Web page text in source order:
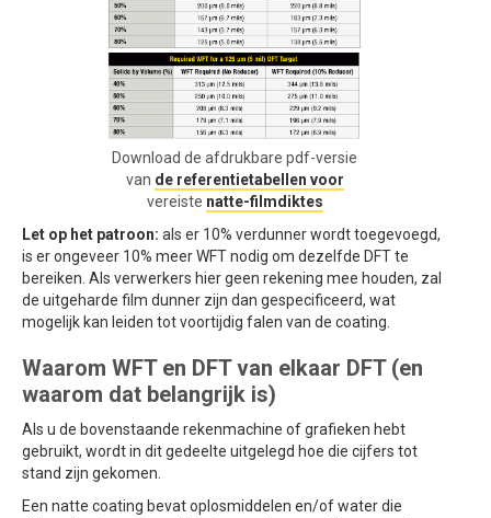
Download de afdrukbare pdf-versie
van de referentietabellen voor
vereiste natte-filmdiktes
Let op het patroon: als er 10% verdunner wordt toegevoegd,
is er ongeveer 10% meer WFT nodig om dezelfde DFT te
bereiken. Als verwerkers hier geen rekening mee houden, zal
de uitgeharde film dunner zijn dan gespecificeerd, wat
mogelijk kan leiden tot voortijdig falen van de coating.
Waarom WFT en DFT van elkaar DFT (en
waarom dat belangrijk is)
Als u de bovenstaande rekenmachine of grafieken hebt
gebruikt, wordt in dit gedeelte uitgelegd hoe die cijfers tot
stand zijn gekomen.
Een natte coating bevat oplosmiddelen en/of water die